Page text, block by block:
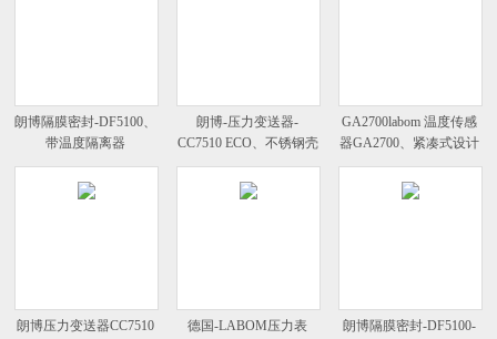
朗博隔膜密封-DF5100、
带温度隔离器
朗博-压力变送器-
CC7510 ECO、不锈钢壳
体
GA2700labom 温度传感
器GA2700、紧凑式设计
朗博压力变送器CC7510
德国-LABOM压力表
朗博隔膜密封-DF5100-